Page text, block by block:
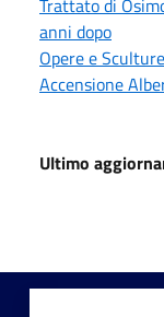
anni dopo
Opere e
Accensione
Ultimo